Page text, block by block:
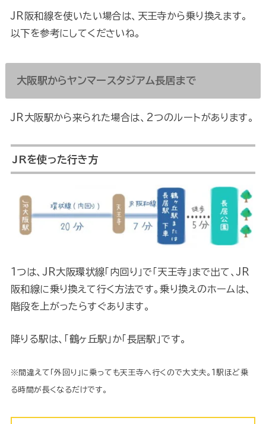
JR阪和線を使いたい場合は、天王寺から乗り換えます。
以下を参考にしてくださいね。
大阪駅からヤンマースタジアム長居まで
JR大阪駅から来られた場合は、2つのルートがあります。
JRを使った行き方
1つは、JR大阪環状線「内回り」で「天王寺」まで出て、JR
阪和線に乗り換えて行く方法です。乗り換えのホームは、
階段を上がったらすぐあります。
降りる駅は、「鶴ヶ丘駅」か「長居駅」です。
※間違えて「外回り」に乗っても天王寺へ行くので大丈夫。1駅ほど乗
る時間が長くなるだけです。